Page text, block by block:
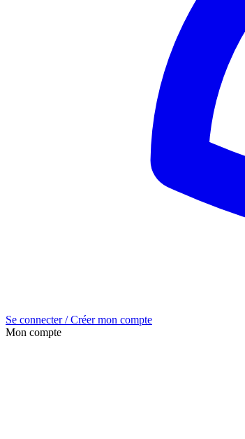
Se connecter / Créer mon compte
Mon compte